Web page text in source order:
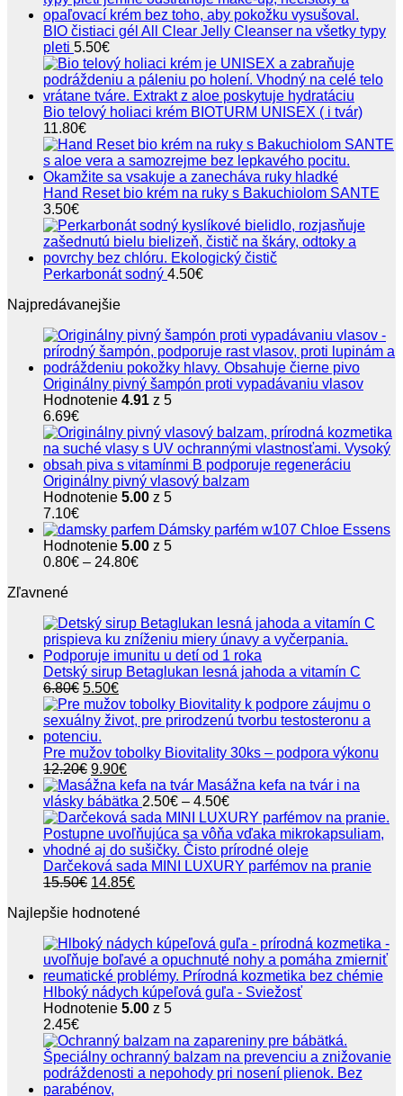
BIO čistiaci gél All Clear Jelly Cleanser na všetky typy
pleti 5.50€
Bio telový holiaci krém BIOTURM UNISEX ( i tvár)
11.80€
Hand Reset bio krém na ruky s Bakuchiolom SANTE
3.50€
Perkarbonát sodný 4.50€
Najpredávanejšie
Originálny pivný šampón proti vypadávaniu vlasov
Hodnotenie 4.91 z 5
6.69€
Originálny pivný vlasový balzam
Hodnotenie 5.00 z 5
7.10€
Dámsky parfém w107 Chloe Essens
Hodnotenie 5.00 z 5
0.80€ – 24.80€Price
24.80€
Zľavnené
Detský sirup Betaglukan lesná jahoda a vitamín C
6.80€ Pôvodná
cena
bola:
6.80€.
5.50€Aktuálna
cena
je:
Pre mužov tobolky Biovitality 30ks – podpora výkonu
12.20€ Pôvodná
cena
bola:
12.20€.
9.90€Aktuálna
cena
je:
9.90€.
Masážna kefa na tvár i na
vlásky bábätka 2.50€ – 4.50€Price
range:
2.50€
through
4.50€
Darčeková sada MINI LUXURY parfémov na pranie
15.50€ Pôvodná
bola:
14.85€Aktuálna
je:
Najlepšie hodnotené
Hlboký nádych kúpeľová guľa - Sviežosť
Hodnotenie 5.00 z 5
2.45€